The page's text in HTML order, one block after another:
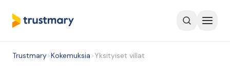
Trustmary>Kokemuksia>Yksityiset villat